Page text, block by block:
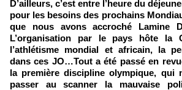
D’ailleurs, c’est entre l’heure du
pour les besoins des prochains
que nous avons accroché Lamine
L’organisation par le pays hôte la
l’athlétisme mondial et africain, la
dans ces JO…Tout a été passé en
la première discipline olympique, qui
passer au scanner la mauvaise